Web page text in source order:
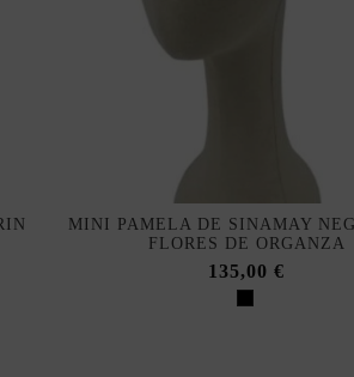
MINI PAMELA DE SINAMAY
FLORES DE ORGANZA
135,00 €